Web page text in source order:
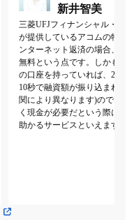
新井智美
三菱UFJフィナンシャル・グ
が提供しているアコムの特徴
ンターネット返済の場合、手
無料という点です。しかも楽
の口座を持っていれば、24時
10秒で融資額が振り込まれる(
関により異なります)ので、一
く現金が必要だという際には
助かるサービスといえます。